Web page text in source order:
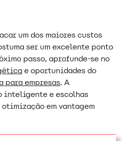
um dos maiores custos
ser um excelente ponto
passo, aprofunde-se no
e oportunidades do
para empresas. A
inteligente e escolhas
em vantagem